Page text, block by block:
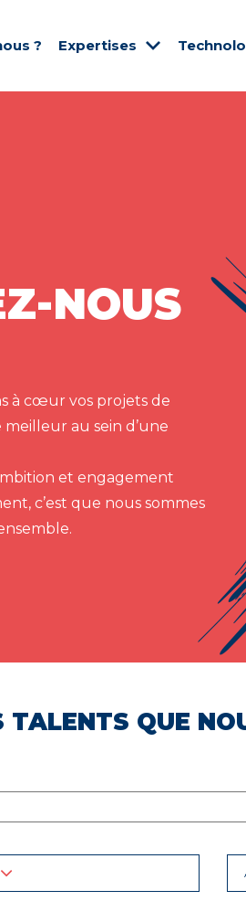
? Expertises
NOUS
à cœur vos projets de
au sein d’une
et engagement
c’est que nous sommes
TALENTS QUE